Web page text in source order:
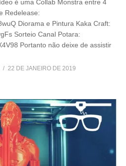
é uma Collab Monstra entre 4
Redelease:
Diorama e Pintura Kaka Craft:
Sorteio Canal Potara:
Portanto não deixe de assistir
22 DE JANEIRO DE 2019